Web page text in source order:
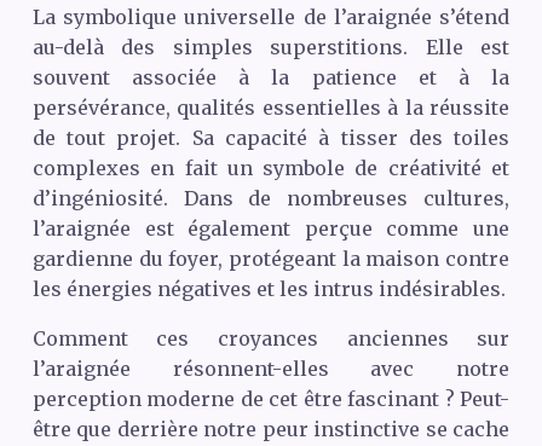
La symbolique universelle de l’araignée s’étend
au-delà des simples superstitions. Elle est
souvent associée à la patience et à la
persévérance, qualités essentielles à la réussite
de tout projet. Sa capacité à tisser des toiles
complexes en fait un symbole de créativité et
d’ingéniosité. Dans de nombreuses cultures,
l’araignée est également perçue comme une
gardienne du foyer, protégeant la maison contre
les énergies négatives et les intrus indésirables.
Comment ces croyances anciennes sur
l’araignée résonnent-elles avec notre
perception moderne de cet être fascinant ? Peut-
être que derrière notre peur instinctive se cache